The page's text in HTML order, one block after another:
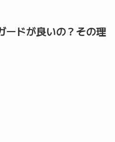
ードが良いの？その理